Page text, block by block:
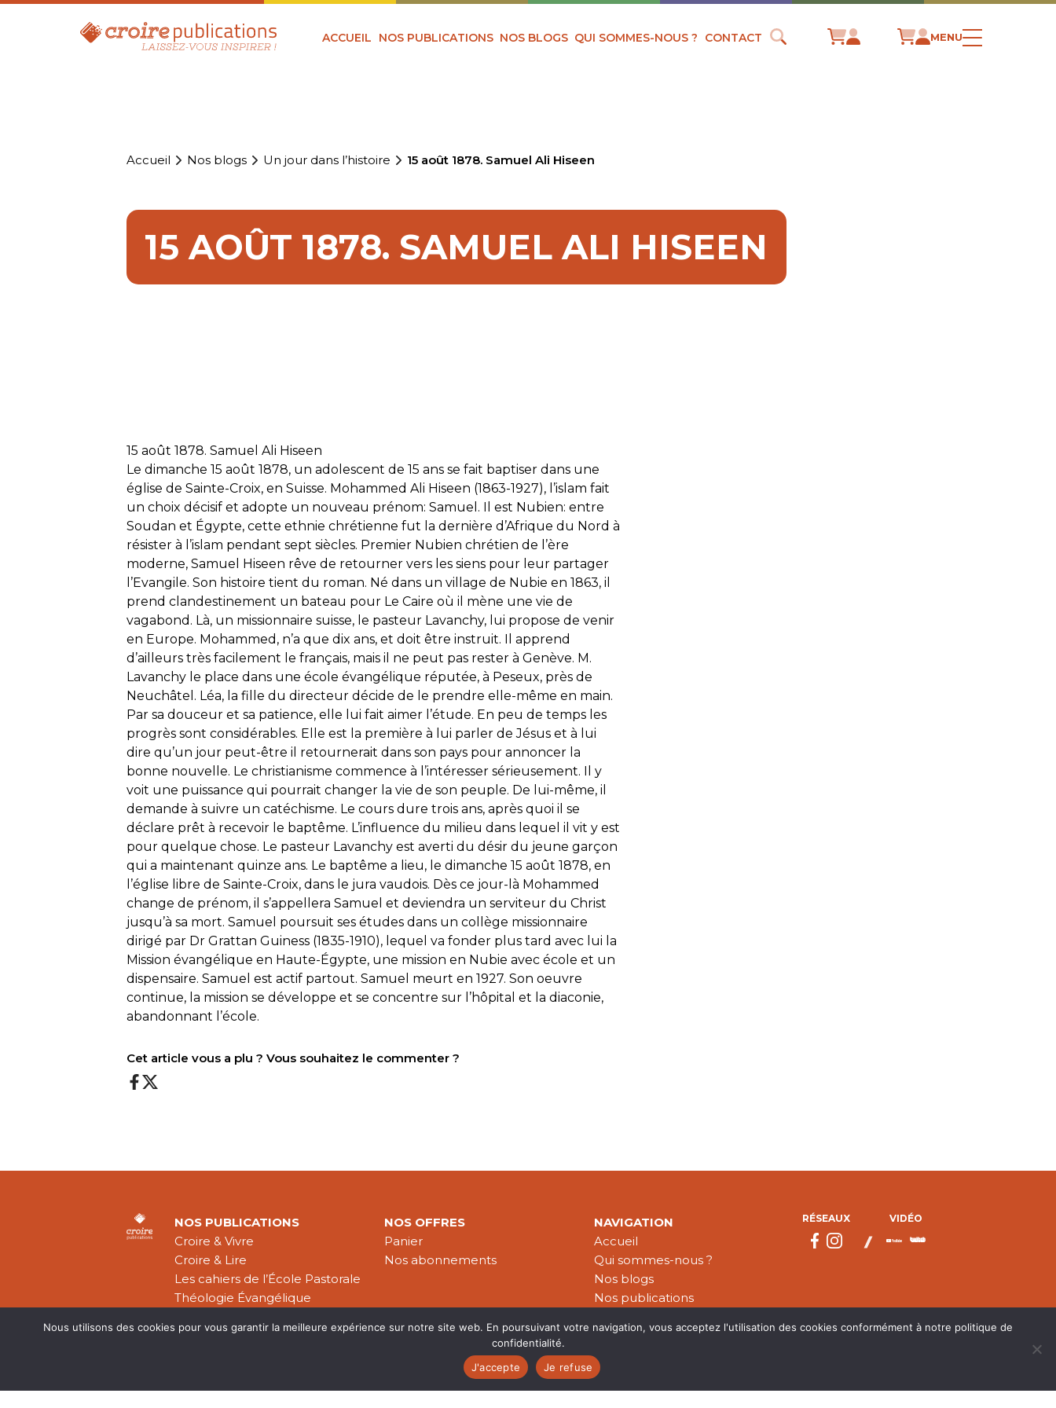
ACCUEIL NOS PUBLICATIONS NOS BLOGS QUI SOMMES-NOUS ? CONTACT MENU
Accueil Nos blogs Un jour dans l’histoire 15 août 1878. Samuel Ali Hiseen
15 AOÛT 1878. SAMUEL ALI HISEEN
15 août 1878. Samuel Ali Hiseen
Le dimanche 15 août 1878, un adolescent de 15 ans se fait baptiser dans une
église de Sainte-Croix, en Suisse. Mohammed Ali Hiseen (1863-1927), l’islam fait
un choix décisif et adopte un nouveau prénom: Samuel. Il est Nubien: entre
Soudan et Égypte, cette ethnie chrétienne fut la dernière d’Afrique du Nord à
résister à l’islam pendant sept siècles. Premier Nubien chrétien de l’ère
moderne, Samuel Hiseen rêve de retourner vers les siens pour leur partager
l’Evangile. Son histoire tient du roman. Né dans un village de Nubie en 1863, il
prend clandestinement un bateau pour Le Caire où il mène une vie de
vagabond. Là, un missionnaire suisse, le pasteur Lavanchy, lui propose de venir
en Europe. Mohammed, n’a que dix ans, et doit être instruit. Il apprend
d’ailleurs très facilement le français, mais il ne peut pas rester à Genève. M.
Lavanchy le place dans une école évangélique réputée, à Peseux, près de
Neuchâtel. Léa, la fille du directeur décide de le prendre elle-même en main.
Par sa douceur et sa patience, elle lui fait aimer l’étude. En peu de temps les
progrès sont considérables. Elle est la première à lui parler de Jésus et à lui
dire qu’un jour peut-être il retournerait dans son pays pour annoncer la
bonne nouvelle. Le christianisme commence à l’intéresser sérieusement. Il y
voit une puissance qui pourrait changer la vie de son peuple. De lui-même, il
demande à suivre un catéchisme. Le cours dure trois ans, après quoi il se
déclare prêt à recevoir le baptême. L’influence du milieu dans lequel il vit y est
pour quelque chose. Le pasteur Lavanchy est averti du désir du jeune garçon
qui a maintenant quinze ans. Le baptême a lieu, le dimanche 15 août 1878, en
l’église libre de Sainte-Croix, dans le jura vaudois. Dès ce jour-là Mohammed
change de prénom, il s’appellera Samuel et deviendra un serviteur du Christ
jusqu’à sa mort. Samuel poursuit ses études dans un collège missionnaire
dirigé par Dr Grattan Guiness (1835-1910), lequel va fonder plus tard avec lui la
Mission évangélique en Haute-Égypte, une mission en Nubie avec école et un
dispensaire. Samuel est actif partout. Samuel meurt en 1927. Son oeuvre
continue, la mission se développe et se concentre sur l’hôpital et la diaconie,
abandonnant l’école.
Cet article vous a plu ? Vous souhaitez le commenter ?
NOS PUBLICATIONS
Croire & Vivre
Croire & Lire
Les cahiers de l’École Pastorale
Théologie Évangélique
NOS OFFRES
Panier
Nos abonnements
NAVIGATION
Accueil
Qui sommes-nous ?
Nos blogs
Nos publications
RÉSEAUX VIDÉO
Mentions légales & données personnelles
CGV © 2026 Croire-Publications. Tous droits réservés.
Nous utilisons des cookies pour vous garantir la meilleure expérience sur notre site web. En poursuivant votre navigation, vous acceptez l'utilisation des cookies conformément à notre politique de
confidentialité.
J'accepte
Je refuse